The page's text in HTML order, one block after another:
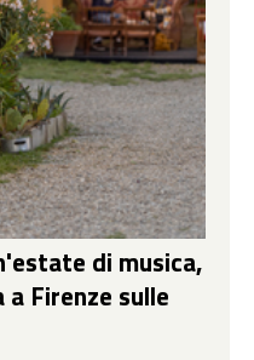
di musica,
Firenze sulle